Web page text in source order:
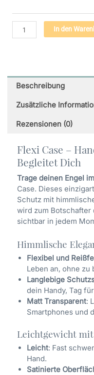
Freiheit
(33)
-
Flexi
&
Samsung
In den
Beschreibung
Zusätzliche
Rezensionen (0)
Flexi Case –
Begleitet Dich
Trage deinen Engel
Case. Dieses
Schutz mit
wird zum Botschafter
sichtbar in jedem
Himmlische
Flexibel und
Leben an, ohne zu
Langlebige
dein Handy, Tag
Matt Transparent:
Smartphones und
Leichtgewicht
Leicht: Fast
Hand.
Satinierte